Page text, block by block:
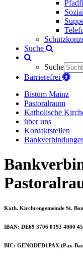
Suche
Suche
Barrierefrei
Bistum Mainz
Pastoralraum
Katholische
über uns
Kontaktstellen
Kath. Kirchrengemeinde St.
IBAN: DE69 3706 0193 4000
BIC: GENODED1PAX (Pax-